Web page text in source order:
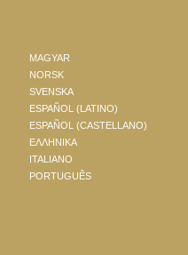
MAGYAR
NORSK
SVENSKA
ESPAÑOL (LATINO)
ESPAÑOL (CASTELLANO)
ΕΛΛΗΝΙΚA
ITALIANO
PORTUGUÊS